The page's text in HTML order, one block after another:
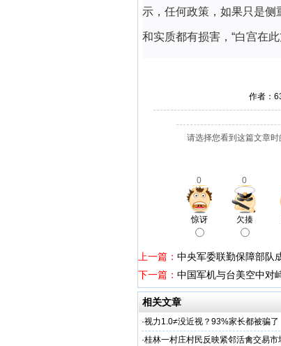
示，任何政策，如果只是
和实质都有损害，“白宫在此
作者：
请选择您看到这篇文章
0 0
惊讶 欠揍
上一篇： 中央军委联勤保障部队
下一篇： 中国军机与台美空中对
相关文章
·视力1.0≠没近视？93%家长都被骗了
·桂林一村庄村民反映紧邻活禽交易